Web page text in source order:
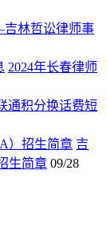
林哲讼律师事
2024年长春律师
通积分换话费短
吉
生简章 09/28